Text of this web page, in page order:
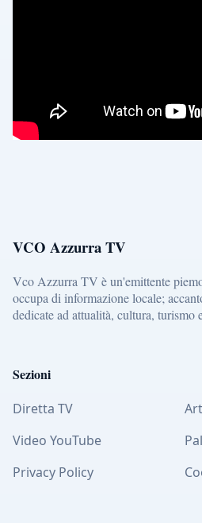
VCO Azzurra TV
Vco Azzurra TV è un'emittente
occupa di informazione locale;
dedicate ad attualità, cultura, turismo
Sezioni
Diretta TV
Video YouTube
Privacy Policy